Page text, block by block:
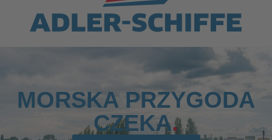
MORSKA PRZYGODA
CZEKA